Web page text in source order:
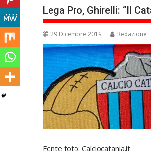
Lega Pro, Ghirelli: “Il
29 Dicembre 2019 Redazione
Fonte foto: Calciocatania.it